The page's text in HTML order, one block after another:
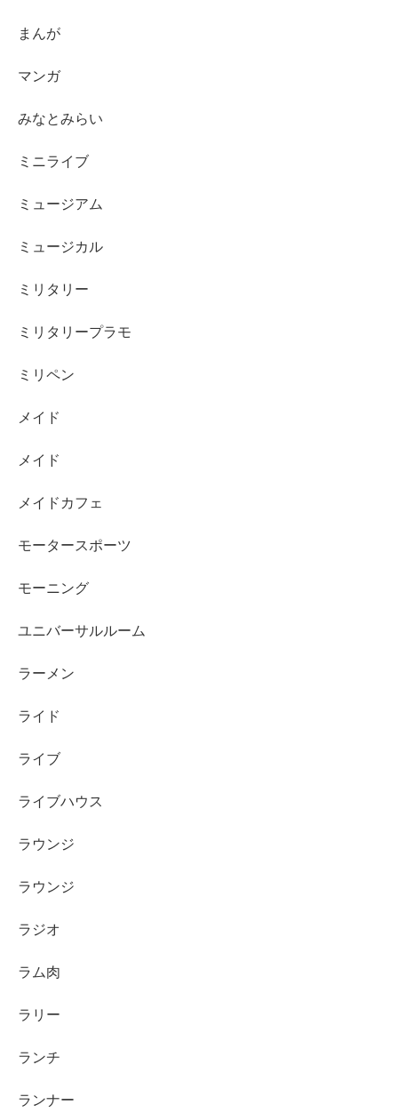
まんが
マンガ
みなとみらい
ミニライブ
ミュージアム
ミュージカル
ミリタリー
ミリタリープラモ
ミリペン
メイド
メイド
メイドカフェ
モータースポーツ
モーニング
ユニバーサルルーム
ラーメン
ライド
ライブ
ライブハウス
ラウンジ
ラウンジ
ラジオ
ラム肉
ラリー
ランチ
ランナー